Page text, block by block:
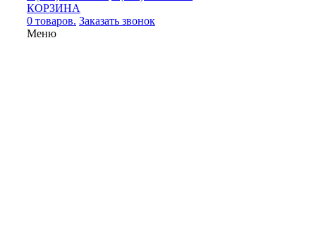
КОРЗИНА
0 товаров. Заказать звонок
Меню